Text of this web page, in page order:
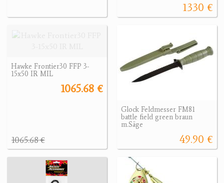
1330 €
Hawke Frontier30 FFP 3-
15x50 IR MIL
1065.68 €
1065.68 €
Glock Feldmesser FM81
battle field green braun
m.Säge
49.90 €